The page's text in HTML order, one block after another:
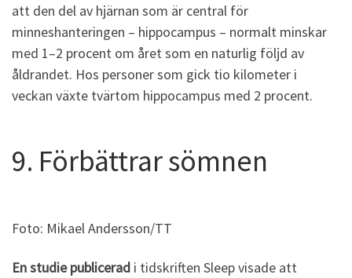
att den del av hjärnan som är central för
minneshanteringen – hippocampus – normalt minskar
med 1–2 procent om året som en naturlig följd av
åldrandet. Hos personer som gick tio kilometer i
veckan växte tvärtom hippocampus med 2 procent.
9. Förbättrar sömnen
Foto: Mikael Andersson/TT
En studie publicerad i tidskriften Sleep visade att